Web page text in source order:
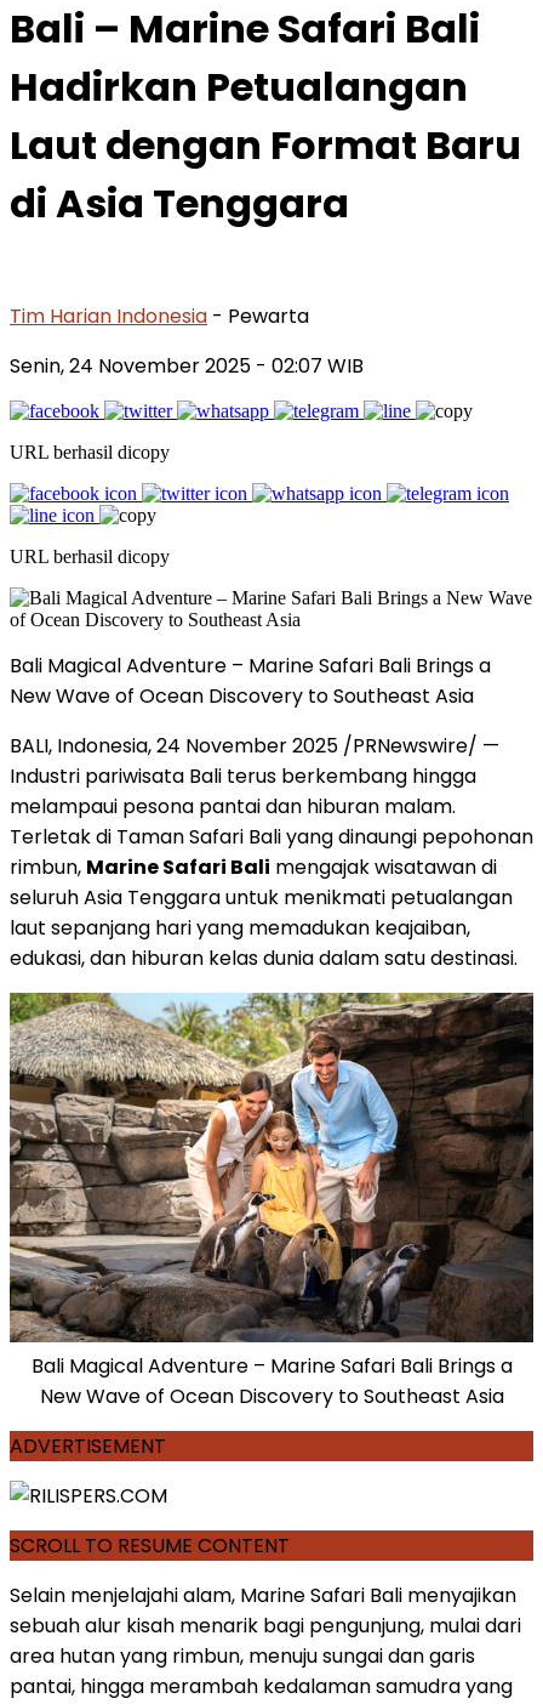
Bali – Marine Safari Bali
Hadirkan Petualangan
Laut dengan Format Baru
di Asia Tenggara
Tim Harian Indonesia - Pewarta
Senin, 24 November 2025 - 02:07 WIB
URL berhasil dicopy
URL berhasil dicopy
Bali Magical Adventure – Marine Safari Bali Brings a
New Wave of Ocean Discovery to Southeast Asia
BALI, Indonesia,24 November 2025 /PRNewswire/ —
Industri pariwisata Bali terus berkembang hingga
melampaui pesona pantai dan hiburan malam.
Terletak di Taman Safari Bali yang dinaungi pepohonan
rimbun, Marine Safari Bali mengajak wisatawan di
seluruhAsia Tenggarauntuk menikmati petualangan
laut sepanjang hari yang memadukan keajaiban,
edukasi, dan hiburan kelas dunia dalam satu destinasi.
Bali Magical Adventure – Marine Safari Bali Brings a
New Wave of Ocean Discovery to Southeast Asia
ADVERTISEMENT
SCROLL TO RESUME CONTENT
Selain menjelajahi alam, Marine Safari Bali menyajikan
sebuah alur kisah menarik bagi pengunjung, mulai dari
area hutan yang rimbun, menuju sungai dan garis
pantai, hingga merambah kedalaman samudra yang